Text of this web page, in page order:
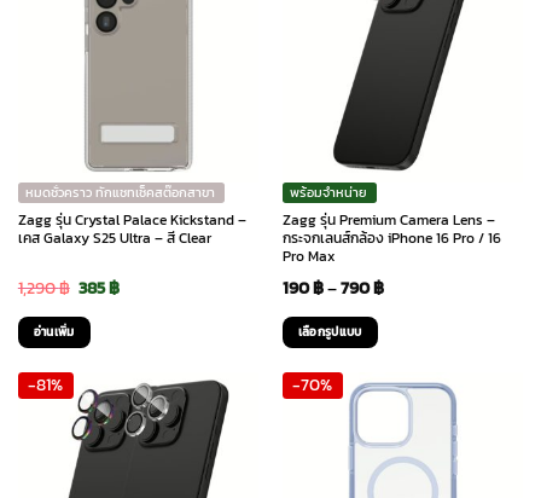
หมดชั่วคราว ทักแชทเช็คสต๊อกสาขา
Zagg รุ่น Crystal Palace Kickstand –
เคส Galaxy S25 Ultra – สี Clear
1,290฿ Original
price
was:
1,290 ฿.
385฿Current
385 ฿.
อ่านเพิ่ม
พร้อมจำหน่าย
Zagg รุ่น Premium Camera Lens –
กระจกเลนส์กล้อง iPhone 16 Pro / 16
Pro Max
190฿–790฿Price
through
เลือกรูปแบบ
product
-81% -70%